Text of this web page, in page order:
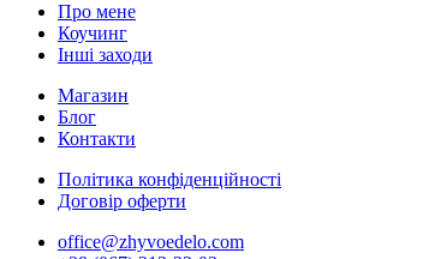
Про мене
Коучинг
Інші заходи
Магазин
Блог
Контакти
Політика конфіденційності
Договір оферти
office@zhyvoedelo.com